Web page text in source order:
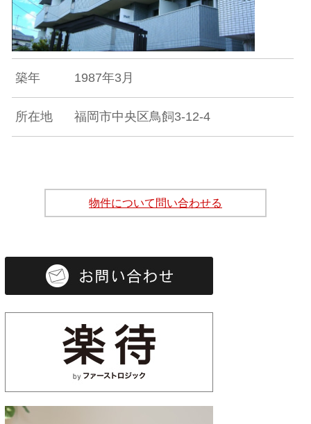
築年 1987年3月
所在地 福岡市中央区鳥飼3-12-4
物件について問い合わせる